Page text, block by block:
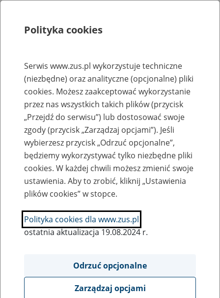
Rejestry, ewidencje i archiwa
Baza zlikwidowanych lub
przekształconych zakładów pracy
Nazwa zakładu pracy:
SZUKAJ
Ukryj wszystkie pozycje bazy
Polityka cookies
Serwis www.zus.pl wykorzystuje techniczne
(niezbędne) oraz analityczne (opcjonalne) pliki
cookies. Możesz zaakceptować wykorzystanie
przez nas wszystkich takich plików (przycisk
„Przejdź do serwisu”) lub dostosować swoje
zgody (przycisk „Zarządzaj opcjami”). Jeśli
wybierzesz przycisk „Odrzuć opcjonalne”,
będziemy wykorzystywać tylko niezbędne pliki
cookies. W każdej chwili możesz zmienić swoje
ustawienia. Aby to zrobić, kliknij „Ustawienia
plików cookies” w stopce.
Polityka cookies dla www.zus.pl
ostatnia aktualizacja 19.08.2024 r.
Odrzuć opcjonalne
Zarządzaj opcjami